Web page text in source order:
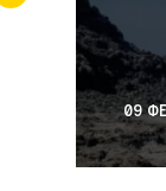
09